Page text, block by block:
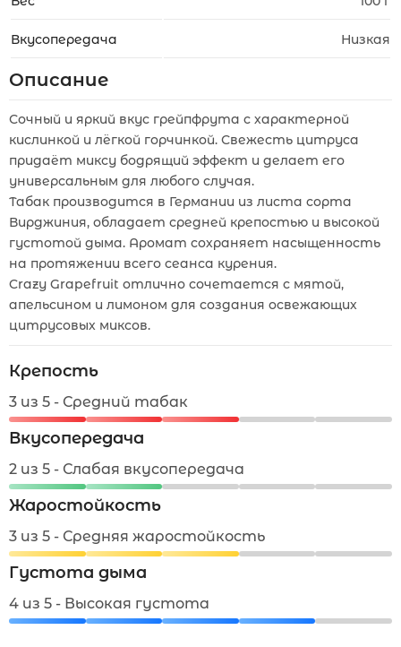
Вкусопередача Низкая
Описание
Сочный и яркий вкус грейпфрута с характерной
кислинкой и лёгкой горчинкой. Свежесть цитруса
придаёт миксу бодрящий эффект и делает его
универсальным для любого случая.
Табак производится в Германии из листа сорта
Вирджиния, обладает средней крепостью и высокой
густотой дыма. Аромат сохраняет насыщенность
на протяжении всего сеанса курения.
Crazy Grapefruit отлично сочетается с мятой,
апельсином и лимоном для создания освежающих
цитрусовых миксов.
Крепость
3 из 5 - Средний табак
Вкусопередача
2 из 5 - Слабая вкусопередача
Жаростойкость
3 из 5 - Средняя жаростойкость
Густота дыма
4 из 5 - Высокая густота